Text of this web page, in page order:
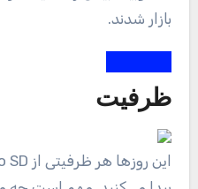
بازار شدند.
ظرفیت‌